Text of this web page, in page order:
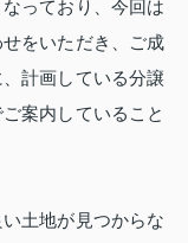
っており、今回は
をいただき、ご成
計画している分譲
案内していること
土地が見つからな